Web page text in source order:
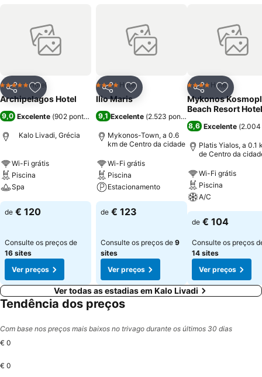
PartilharAdicionar aos favoritos
5 EstrelasHotel
Archipelagos Hotel
9,0 Excelente (902 pontuações )
Kalo Livadi, Grécia
Wi-Fi grátis
Piscina
Spa
de € 120
Consulte os preços de
16 sites
Ver preços
PartilharAdicionar aos favoritos
4 EstrelasHotel
Ilio Maris
9,1 Excelente (2.523 pontuações
Mykonos-Town, a 0.6
km de Centro da cidade
Wi-Fi grátis
Piscina
Estacionamento
de € 123
Consulte os preços de 9
sites
Ver preços
Partilhar
4 EstrelasHotel
Mykonos
Beach Resort Hotel
8,6 Excelente (2.004
Platis Yialos, a 0.1
de Centro da
Wi-Fi grátis
Piscina
A/C
de € 104
Consulte os preços
14 sites
Ver preços
Ver todas as estadias em Kalo Livadi
Tendência dos preços
Com base nos preços mais baixos no trivago durante os últimos 30 dias
€ 0
€ 0